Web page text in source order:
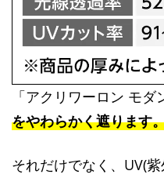
「アクリワーロン モダ
をやわらかく遮ります
それだけでなく、UV(